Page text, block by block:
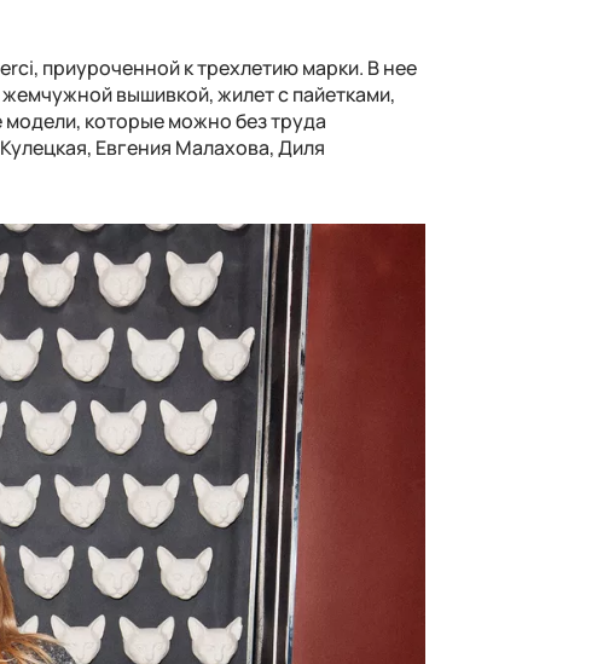
приуроченной к трехлетию марки. В нее
вышивкой, жилет с пайетками,
которые можно без труда
Евгения Малахова, Диля